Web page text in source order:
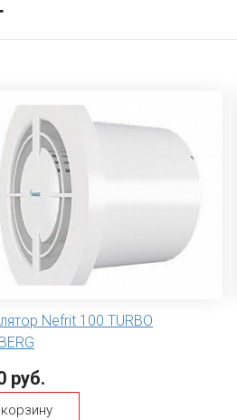
Nefrit 100 TURBO
руб.